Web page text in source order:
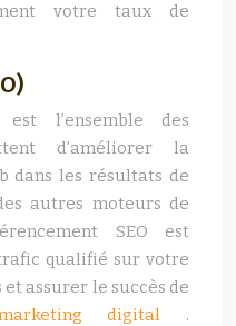
votre taux de
l’ensemble des
d’améliorer la
dans les résultats de
autres moteurs de
SEO est
qualifié sur votre
assurer le succès de
digital .